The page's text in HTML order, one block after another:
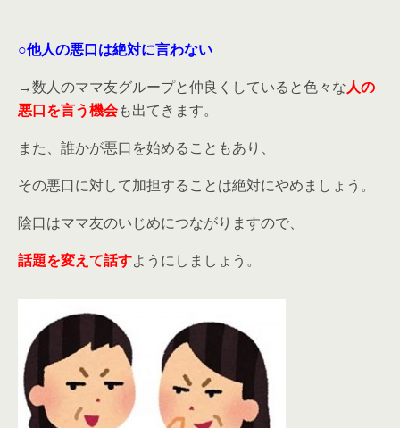
○他人の悪口は絶対に言わない
→数人のママ友グループと仲良くしていると色々な人の
悪口を言う機会も出てきます。
また、誰かが悪口を始めることもあり、
その悪口に対して加担することは絶対にやめましょう。
陰口はママ友のいじめにつながりますので、
話題を変えて話すようにしましょう。